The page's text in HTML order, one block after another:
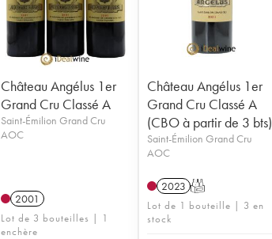
Château Angélus 1er
Grand Cru Classé A
Saint-Émilion Grand Cru
AOC
2001
Lot de 3 bouteilles | 1
enchère
Château Angélus 1er
Grand Cru Classé A
(CBO à partir de 3 bts)
Saint-Émilion Grand Cru
AOC
2023 T
Lot de 1 bouteille | 3 en
stock